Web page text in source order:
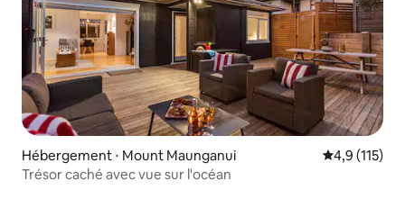
Hébergement ⋅ Mount Maunganui Évaluation
4,9 (115)
Trésor caché avec vue sur l'océan